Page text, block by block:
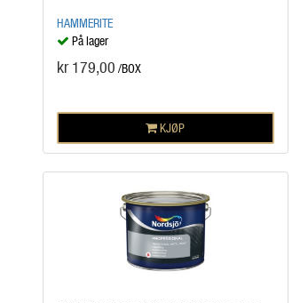
HAMMERITE
På lager
kr 179,00 /BOX
KJØP